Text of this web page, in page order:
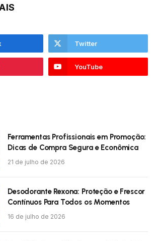
Twitter
YouTube
Ferramentas Profissionais em Promoção:
Dicas de Compra Segura e Econômica
21 de julho de 2026
Desodorante Rexona: Proteção e Frescor
Contínuos Para Todos os Momentos
16 de julho de 2026